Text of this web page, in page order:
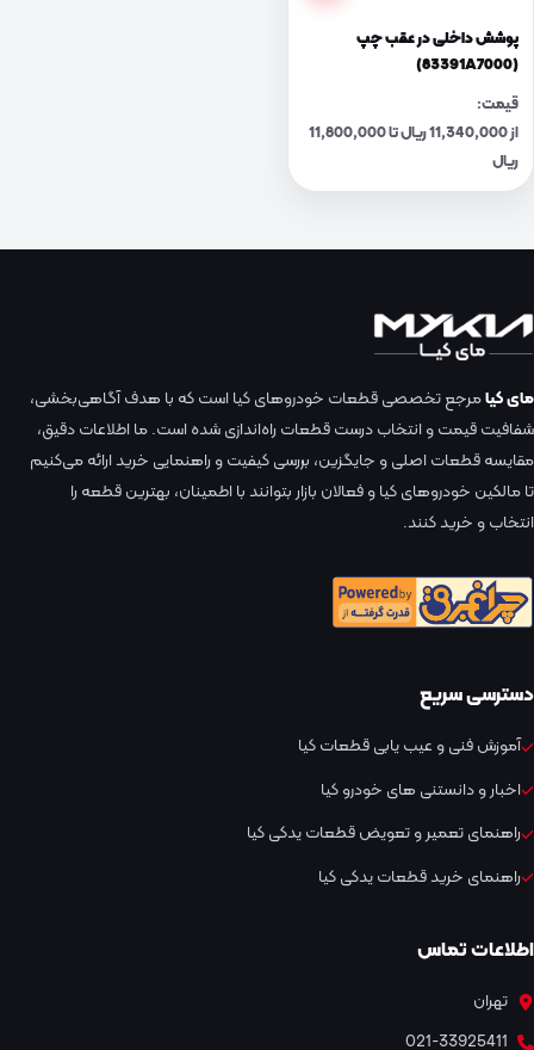
پوشش داخلی در عقب چپ
(83391A7000)
قیمت:
از 11,340,000 ریال تا 11,800,000
ریال
مای کیامرجع تخصصی قطعات خودروهای کیا است که با هدف آگاهی‌بخشی،
شفافیت قیمت و انتخاب درست قطعات راه‌اندازی شده است. ما اطلاعات دقیق،
مقایسه قطعات اصلی و جایگزین، بررسی کیفیت و راهنمایی خرید ارائه می‌کنیم
تا مالکین خودروهای کیا و فعالان بازار بتوانند با اطمینان، بهترین قطعه را
انتخاب و خرید کنند.
دسترسی سریع
آموزش فنی و عیب یابی قطعات کیا
اخبار و دانستنی های خودرو کیا
راهنمای تعمیر و تعویض قطعات یدکی کیا
راهنمای خرید قطعات یدکی کیا
اطلاعات تماس
تهران
021-33925411